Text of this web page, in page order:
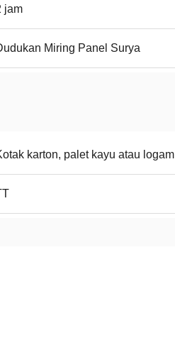
jam
Miring Panel Surya
karton, palet kayu atau logam